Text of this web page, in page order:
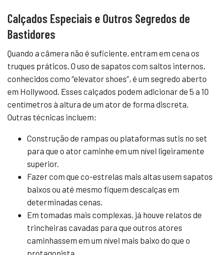
Calçados Especiais e Outros Segredos de
Bastidores
Quando a câmera não é suficiente, entram em cena os
truques práticos. O uso de sapatos com saltos internos,
conhecidos como “elevator shoes”, é um segredo aberto
em Hollywood. Esses calçados podem adicionar de 5 a 10
centímetros à altura de um ator de forma discreta.
Outras técnicas incluem:
Construção de rampas ou plataformas sutis no set
para que o ator caminhe em um nível ligeiramente
superior.
Fazer com que co-estrelas mais altas usem sapatos
baixos ou até mesmo fiquem descalças em
determinadas cenas.
Em tomadas mais complexas, já houve relatos de
trincheiras cavadas para que outros atores
caminhassem em um nível mais baixo do que o